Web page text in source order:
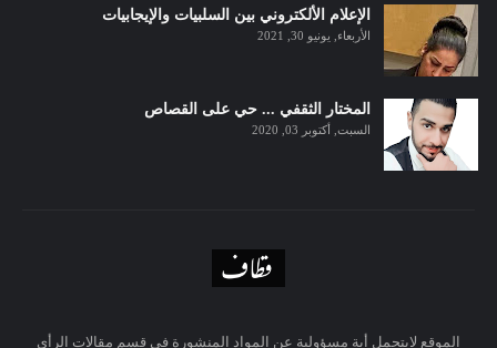
الإعلام الألكتروني بين السلبيات والإيجابيات
الأربعاء, يونيو 30, 2021
المختار الثقفي ... حي على القصاص
السبت, أكتوبر 03, 2020
الموقع لايتحمل أية مسؤولية عن المواد المنشورة في قسم مقالات الرأي